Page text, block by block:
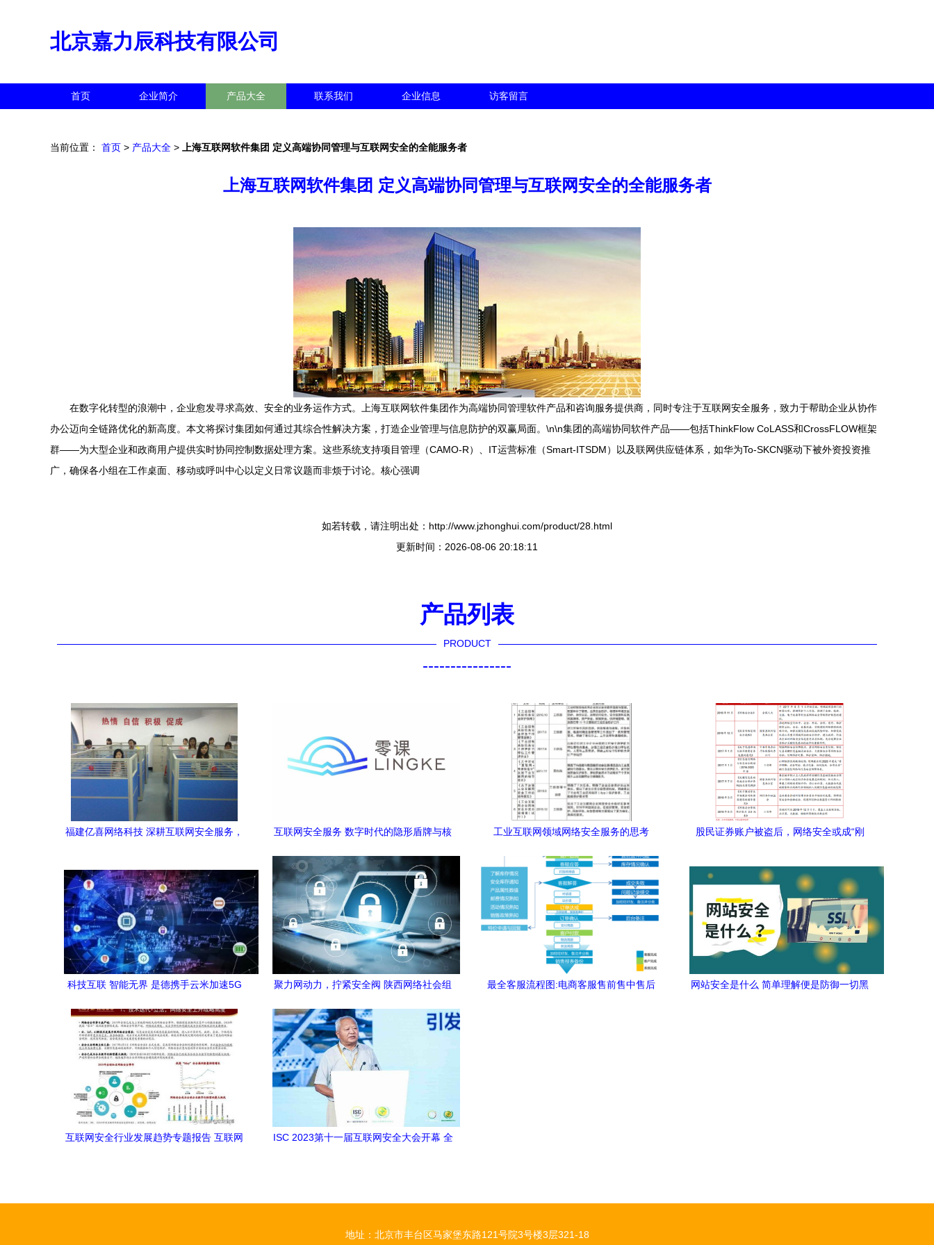
北京嘉力辰科技有限公司
首页 企业简介 产品大全 联系我们 企业信息 访客留言
当前位置： 首页 > 产品大全 > 上海互联网软件集团 定义高端协同管理与互联网安全的全能服务者
上海互联网软件集团 定义高端协同管理与互联网安全的全能服务者
在数字化转型的浪潮中，企业愈发寻求高效、安全的业务运作方式。上海互联网软件集团作为高端协同管理软件产品和咨询服务提供商，同时专注于互联网安全服务，致力于帮助企业从协作
办公迈向全链路优化的新高度。本文将探讨集团如何通过其综合性解决方案，打造企业管理与信息防护的双赢局面。\n\n集团的高端协同软件产品——包括ThinkFlow CoLASS和CrossFLOW框架
群——为大型企业和政商用户提供实时协同控制数据处理方案。这些系统支持项目管理（CAMO-R）、IT运营标准（Smart-ITSDM）以及联网供应链体系，如华为To-SKCN驱动下被外资投资推
广，确保各小组在工作桌面、移动或呼叫中心以定义日常议题而非烦于讨论。核心强调
如若转载，请注明出处：http://www.jzhonghui.com/product/28.html
更新时间：2026-08-06 20:18:11
产品列表
PRODUCT
----------------
福建亿喜网络科技 深耕互联网安全服务，
互联网安全服务 数字时代的隐形盾牌与核
工业互联网领域网络安全服务的思考
股民证券账户被盗后，网络安全或成“刚
科技互联 智能无界 是德携手云米加速5G
聚力网动力，拧紧安全阀 陕西网络社会组
最全客服流程图:电商客服售前售中售后
网站安全是什么 简单理解便是防御一切黑
互联网安全行业发展趋势专题报告 互联网
ISC 2023第十一届互联网安全大会开幕 全
地址：北京市丰台区马家堡东路121号院3号楼3层321-18